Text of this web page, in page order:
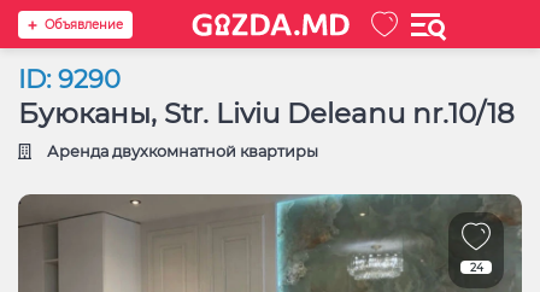
Oбъявление
ID: 9290
Буюканы, Str. Liviu Deleanu nr.10/18
Аренда двухкомнатной квартиры
24